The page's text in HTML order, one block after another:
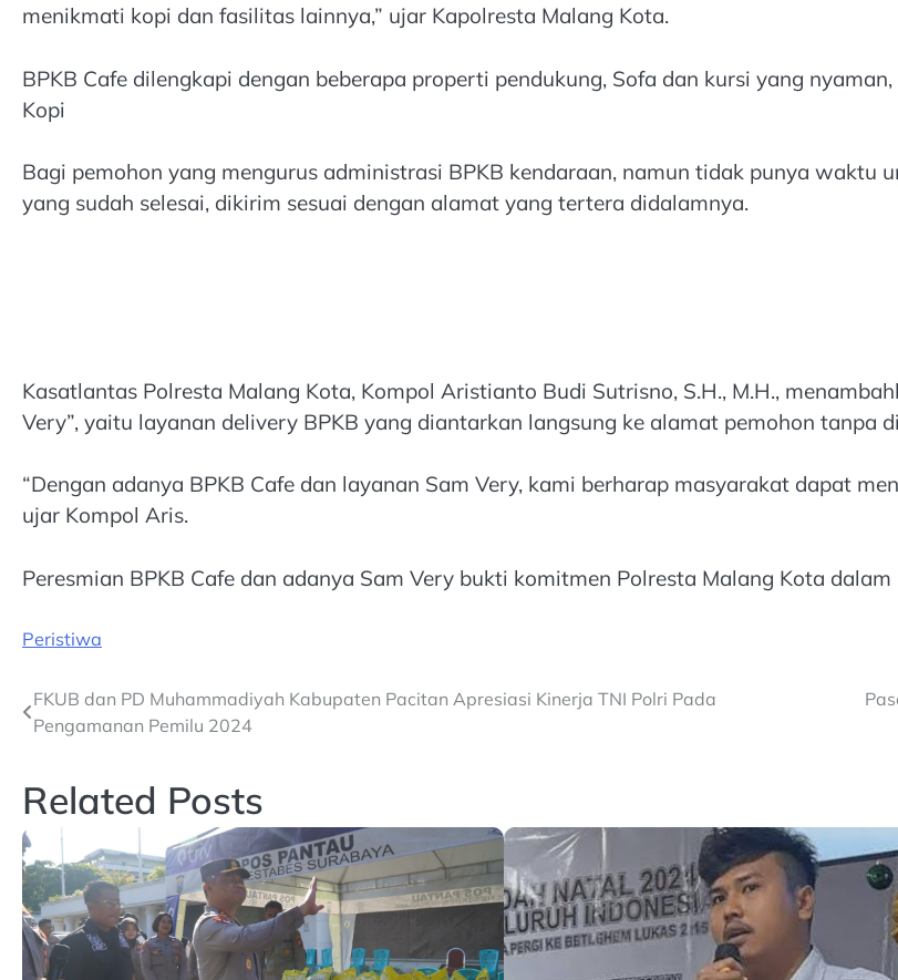
menikmati kopi dan fasilitas lainnya,” ujar Kapolresta Malang Kota.
BPKB Cafe dilengkapi dengan beberapa properti pendukung, Sofa dan kursi yang
Kopi
Bagi pemohon yang mengurus administrasi BPKB kendaraan, namun tidak punya waktu
yang sudah selesai, dikirim sesuai dengan alamat yang tertera didalamnya.
Kasatlantas Polresta Malang Kota, Kompol Aristianto Budi Sutrisno, S.H., M.H.,
Very”, yaitu layanan delivery BPKB yang diantarkan langsung ke alamat pemohon tanpa
“Dengan adanya BPKB Cafe dan layanan Sam Very, kami berharap masyarakat dapat
ujar Kompol Aris.
Peresmian BPKB Cafe dan adanya Sam Very bukti komitmen Polresta Malang Kota
Peristiwa
Post
navigation
FKUB dan PD Muhammadiyah Kabupaten Pacitan Apresiasi Kinerja TNI Polri Pada
Pengamanan Pemilu 2024
Related Posts